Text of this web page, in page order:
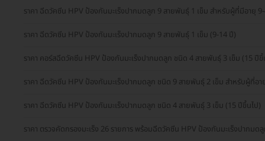
ราคา ฉีดวัคซีน HPV ป้องกันมะเร็งปากมดลูก 9 สายพันธุ์ 1 เข็ม สำหรับผู้ที่มีอายุ
ราคา ฉีดวัคซีน HPV ป้องกันมะเร็งปากมดลูก 9 สายพันธุ์ 1 เข็ม (9-14 ปี)
ราคา คอร์สฉีดวัคซีน HPV ป้องกันมะเร็งปากมดลูก ชนิด 4 สายพันธุ์ 3 เข็ม (15 ปีขึ้
ราคา ฉีดวัคซีน HPV ป้องกันมะเร็งปากมดลูก ชนิด 9 สายพันธุ์ 2 เข็ม สำหรับผู้ที่อา
ราคา ฉีดวัคซีน HPV ป้องกันมะเร็งปากมดลูก ชนิด 4 สายพันธุ์ 3 เข็ม (15 ปีขึ้นไป)
ราคา ตรวจคัดกรองมะเร็ง 26 รายการ พร้อมฉีดวัคซีน HPV ป้องกันมะเร็งปากม